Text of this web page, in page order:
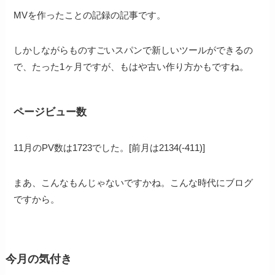
MVを作ったことの記録の記事です。
しかしながらものすごいスパンで新しいツールができるの
で、たった1ヶ月ですが、もはや古い作り方かもですね。
ページビュー数
11月のPV数は1723でした。[前月は2134(-411)]
まあ、こんなもんじゃないですかね。こんな時代にブログ
ですから。
今月の気付き